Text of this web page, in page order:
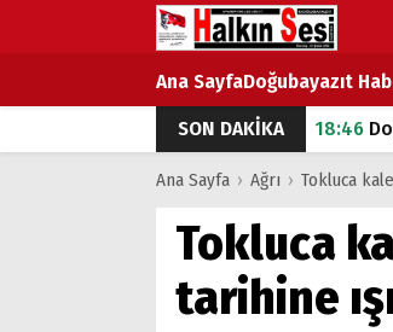
Ana SayfaDoğubayazıt
SON DAKİKA
18:46
07:53
07:16
07:00
18:29
Ana Sayfa › Ağrı › Tokluca
Tokluca
tarihine